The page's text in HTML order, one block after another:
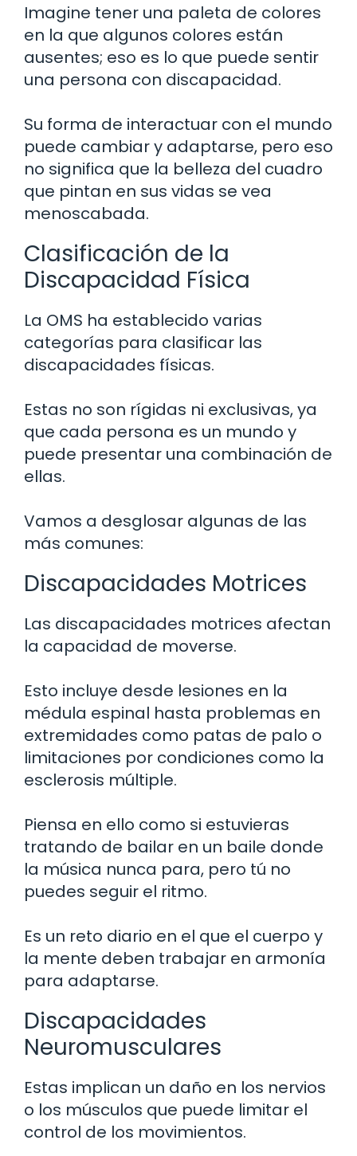
Imagine tener una paleta de colores
en la que algunos colores están
ausentes; eso es lo que puede sentir
una persona con discapacidad.
Su forma de interactuar con el mundo
puede cambiar y adaptarse, pero eso
no significa que la belleza del cuadro
que pintan en sus vidas se vea
menoscabada.
Clasificación de la
Discapacidad Física
La OMS ha establecido varias
categorías para clasificar las
discapacidades físicas.
Estas no son rígidas ni exclusivas, ya
que cada persona es un mundo y
puede presentar una combinación de
ellas.
Vamos a desglosar algunas de las
más comunes:
Discapacidades Motrices
Las discapacidades motrices afectan
la capacidad de moverse.
Esto incluye desde lesiones en la
médula espinal hasta problemas en
extremidades como patas de palo o
limitaciones por condiciones como la
esclerosis múltiple.
Piensa en ello como si estuvieras
tratando de bailar en un baile donde
la música nunca para, pero tú no
puedes seguir el ritmo.
Es un reto diario en el que el cuerpo y
la mente deben trabajar en armonía
para adaptarse.
Discapacidades
Neuromusculares
Estas implican un daño en los nervios
o los músculos que puede limitar el
control de los movimientos.